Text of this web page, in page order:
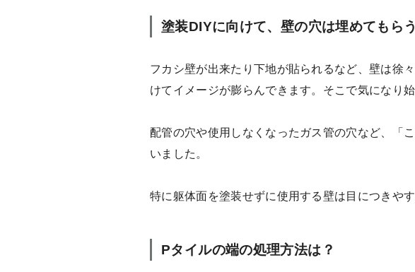
塗装DIYに向けて、壁の穴は埋めてもらう
フカシ壁が出来たり下地が貼られるなど、壁は徐
けてイメージが膨らんできます。そこで気になり
配管の穴や使用しなくなったガス管の穴など、「
いました。
特に躯体面を塗装せずに使用する壁は目につきや
Pタイルの端の処理方法は？